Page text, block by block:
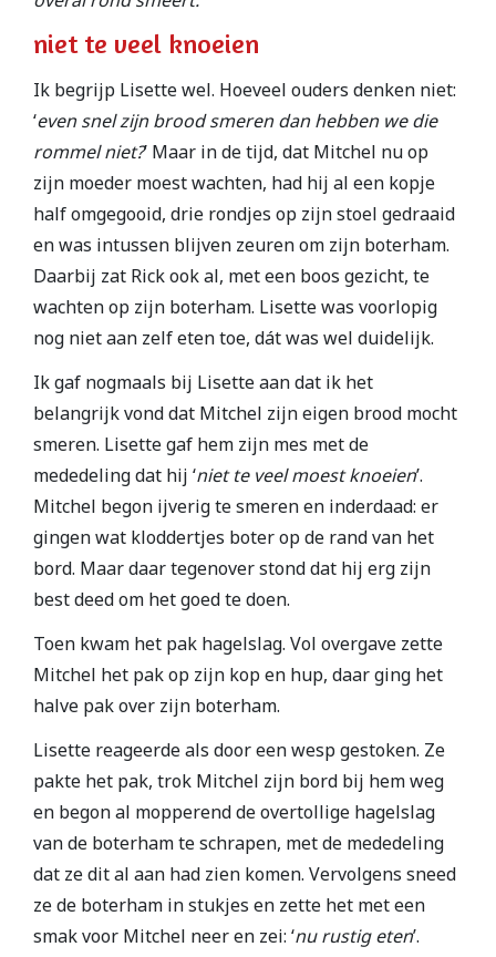
niet te veel knoeien
Ik begrijp Lisette wel. Hoeveel ouders denken niet:
‘even snel zijn brood smeren dan hebben we die
rommel niet?’ Maar in de tijd, dat Mitchel nu op
zijn moeder moest wachten, had hij al een kopje
half omgegooid, drie rondjes op zijn stoel gedraaid
en was intussen blijven zeuren om zijn boterham.
Daarbij zat Rick ook al, met een boos gezicht, te
wachten op zijn boterham. Lisette was voorlopig
nog niet aan zelf eten toe, dát was wel duidelijk.
Ik gaf nogmaals bij Lisette aan dat ik het
belangrijk vond dat Mitchel zijn eigen brood mocht
smeren. Lisette gaf hem zijn mes met de
mededeling dat hij ‘niet te veel moest knoeien’.
Mitchel begon ijverig te smeren en inderdaad: er
gingen wat kloddertjes boter op de rand van het
bord. Maar daar tegenover stond dat hij erg zijn
best deed om het goed te doen.
Toen kwam het pak hagelslag. Vol overgave zette
Mitchel het pak op zijn kop en hup, daar ging het
halve pak over zijn boterham.
Lisette reageerde als door een wesp gestoken. Ze
pakte het pak, trok Mitchel zijn bord bij hem weg
en begon al mopperend de overtollige hagelslag
van de boterham te schrapen, met de mededeling
dat ze dit al aan had zien komen. Vervolgens sneed
ze de boterham in stukjes en zette het met een
smak voor Mitchel neer en zei: ‘nu rustig eten’.